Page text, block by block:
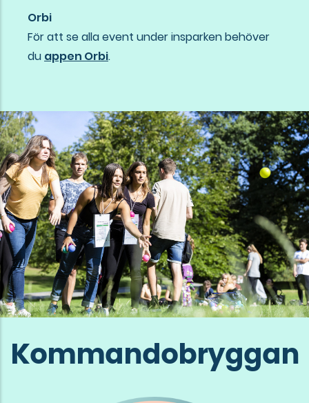
Orbi
För att se alla event under insparken behöver
du appen Orbi.
Kommandobryggan